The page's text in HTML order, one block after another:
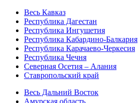
Весь Кавказ
Республика Дагестан
Республика Ингушетия
Республика Кабардино-Балкария
Республика Карачаево-Черкесия
Республика Чечня
Северная Осетия – Алания
Ставропольский край
Весь Дальний Восток
Амурская область